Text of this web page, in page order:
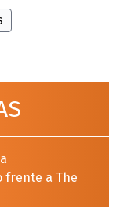
frente a The